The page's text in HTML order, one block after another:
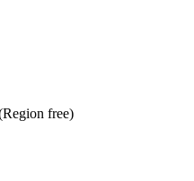
free)